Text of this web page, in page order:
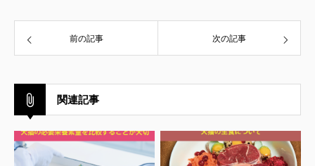
前の記事 次の記事
関連記事